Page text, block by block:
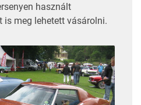
használt
meg lehetett vásárolni.